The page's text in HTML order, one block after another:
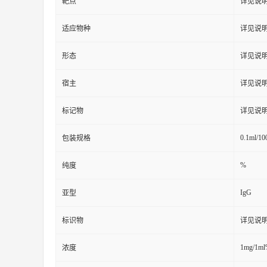
适应物种 详见说
形态 详见说
宿主 详见说
标记物 详见说
包装规格 0.1ml/
纯度 %
亚型 IgG
标识物 详见说
浓度 1mg/